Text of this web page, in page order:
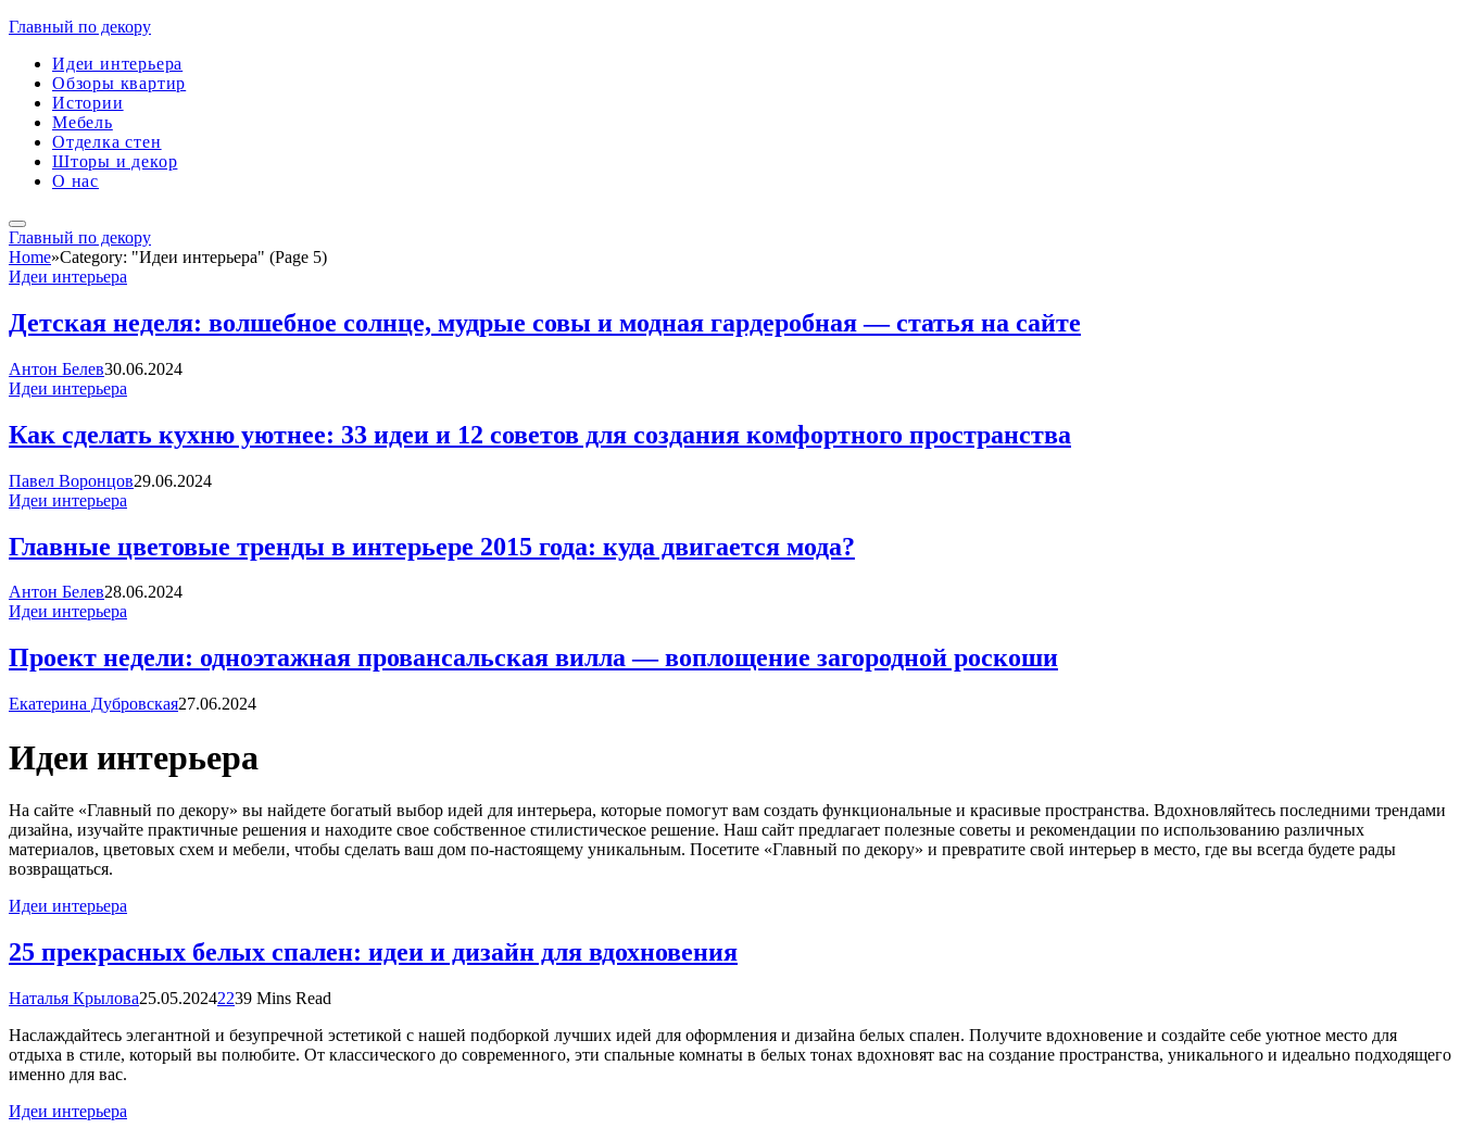
Главный по декору
Идеи интерьера
Обзоры квартир
Истории
Мебель
Отделка стен
Шторы и декор
О нас
Главный по декору
Home»Category: "Идеи интерьера" (Page 5)
Идеи интерьера
Детская неделя: волшебное солнце, мудрые совы и модная гардеробная — статья на сайте
Антон Белев30.06.2024
Идеи интерьера
Как сделать кухню уютнее: 33 идеи и 12 советов для создания комфортного пространства
Павел Воронцов29.06.2024
Идеи интерьера
Главные цветовые тренды в интерьере 2015 года: куда двигается мода?
Антон Белев28.06.2024
Идеи интерьера
Проект недели: одноэтажная провансальская вилла — воплощение загородной роскоши
Екатерина Дубровская27.06.2024
Идеи интерьера
На сайте «Главный по декору» вы найдете богатый выбор идей для интерьера, которые помогут вам создать функциональные и красивые пространства. Вдохновляйтесь последними трендами
дизайна, изучайте практичные решения и находите свое собственное стилистическое решение. Наш сайт предлагает полезные советы и рекомендации по использованию различных
материалов, цветовых схем и мебели, чтобы сделать ваш дом по-настоящему уникальным. Посетите «Главный по декору» и превратите свой интерьер в место, где вы всегда будете рады
возвращаться.
Идеи интерьера
25 прекрасных белых спален: идеи и дизайн для вдохновения
Наталья Крылова25.05.20242239 Mins Read
Наслаждайтесь элегантной и безупречной эстетикой с нашей подборкой лучших идей для оформления и дизайна белых спален. Получите вдохновение и создайте себе уютное место для
отдыха в стиле, который вы полюбите. От классического до современного, эти спальные комнаты в белых тонах вдохновят вас на создание пространства, уникального и идеально подходящего
именно для вас.
Идеи интерьера